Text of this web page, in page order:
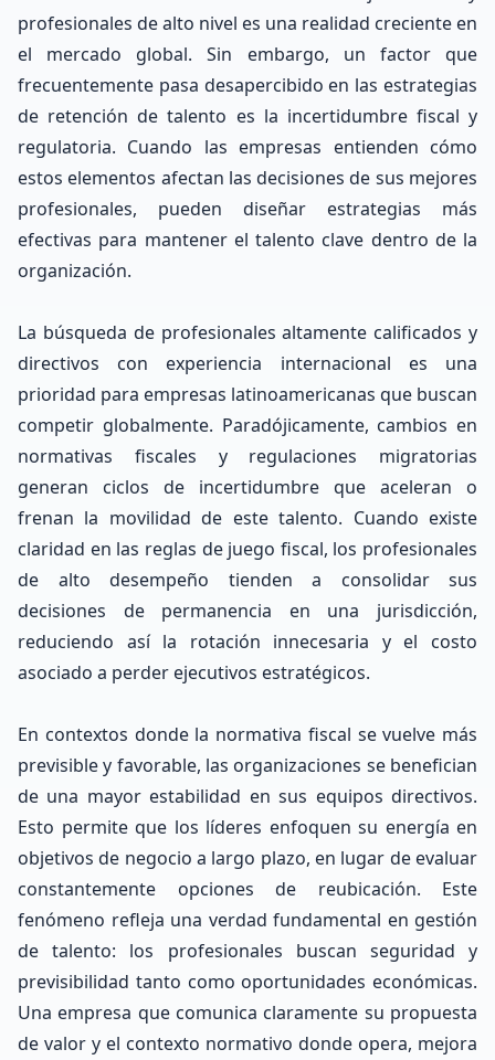
profesionales de alto nivel es una realidad creciente en
el mercado global. Sin embargo, un factor que
frecuentemente pasa desapercibido en las estrategias
de retención de talento es la incertidumbre fiscal y
regulatoria. Cuando las empresas entienden cómo
estos elementos afectan las decisiones de sus mejores
profesionales, pueden diseñar estrategias más
efectivas para mantener el talento clave dentro de la
organización.
La búsqueda de profesionales altamente calificados y
directivos con experiencia internacional es una
prioridad para empresas latinoamericanas que buscan
competir globalmente. Paradójicamente, cambios en
normativas fiscales y regulaciones migratorias
generan ciclos de incertidumbre que aceleran o
frenan la movilidad de este talento. Cuando existe
claridad en las reglas de juego fiscal, los profesionales
de alto desempeño tienden a consolidar sus
decisiones de permanencia en una jurisdicción,
reduciendo así la rotación innecesaria y el costo
asociado a perder ejecutivos estratégicos.
En contextos donde la normativa fiscal se vuelve más
previsible y favorable, las organizaciones se benefician
de una mayor estabilidad en sus equipos directivos.
Esto permite que los líderes enfoquen su energía en
objetivos de negocio a largo plazo, en lugar de evaluar
constantemente opciones de reubicación. Este
fenómeno refleja una verdad fundamental en gestión
de talento: los profesionales buscan seguridad y
previsibilidad tanto como oportunidades económicas.
Una empresa que comunica claramente su propuesta
de valor y el contexto normativo donde opera, mejora